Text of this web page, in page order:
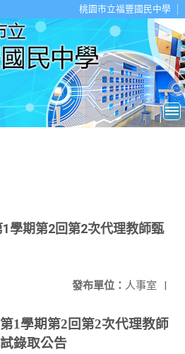
桃園市立福豐國民中學
學期第2回第2次代理教師甄
發布單位： 人事室 |
1學期第2 回第2次代理教師
錄取公告